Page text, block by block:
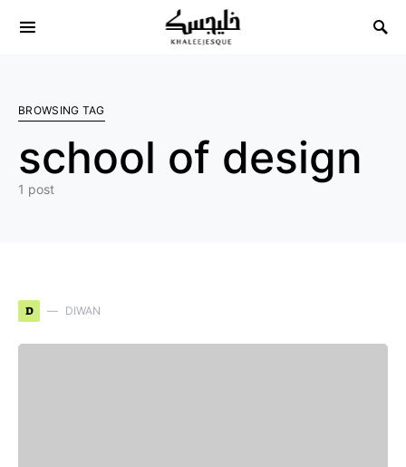
Search for:
BROWSING TAG
school of design
1 post
D DIWAN